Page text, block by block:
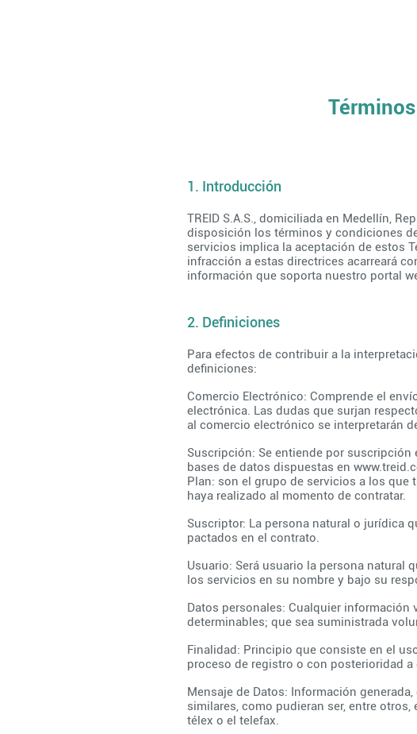
1. Introducción
TREID S.A.S., domiciliada en Medellín,
disposición los términos y condiciones
servicios implica la aceptación de estos
infracción a estas directrices acarreará
información que soporta nuestro portal
2. Definiciones
Para efectos de contribuir a la
definiciones:
Comercio Electrónico: Comprende el
electrónica. Las dudas que surjan
al comercio electrónico se interpretarán
Suscripción: Se entiende por suscripción
bases de datos dispuestas en
Plan: son el grupo de servicios a los que
haya realizado al momento de contratar.
Suscriptor: La persona natural o jurídica
pactados en el contrato.
Usuario: Será usuario la persona natural
los servicios en su nombre y bajo su
Datos personales: Cualquier información
determinables; que sea suministrada
Finalidad: Principio que consiste en el
proceso de registro o con posterioridad a
Mensaje de Datos: Información
similares, como pudieran ser, entre
télex o el telefax.